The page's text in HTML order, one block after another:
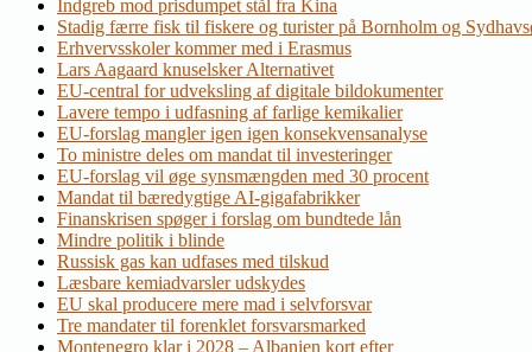
Indgreb mod prisdumpet stål fra Kina
Stadig færre fisk til fiskere og turister på Bornholm og
Erhvervsskoler kommer med i Erasmus
Lars Aagaard knuselsker Alternativet
EU-central for udveksling af digitale bildokumenter
Lavere tempo i udfasning af farlige kemikalier
EU-forslag mangler igen igen konsekvensanalyse
To ministre deles om mandat til investeringer
EU-forslag vil øge synsmængden med 30 procent
Mandat til bæredygtige AI-gigafabrikker
Finanskrisen spøger i forslag om bundtede lån
Mindre politik i blinde
Russisk gas kan udfases med tilskud
Læsbare kemiadvarsler udskydes
EU skal producere mere mad i selvforsvar
Tre mandater til forenklet forsvarsmarked
Montenegro klar i 2028 – Albanien kort efter